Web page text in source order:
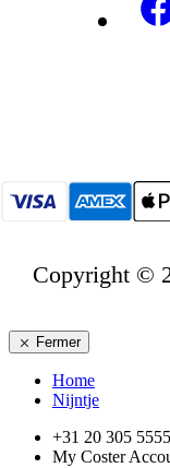
Copyright ©
Fermer
Home
Nijntje
+31 20 305 5555
My Coster